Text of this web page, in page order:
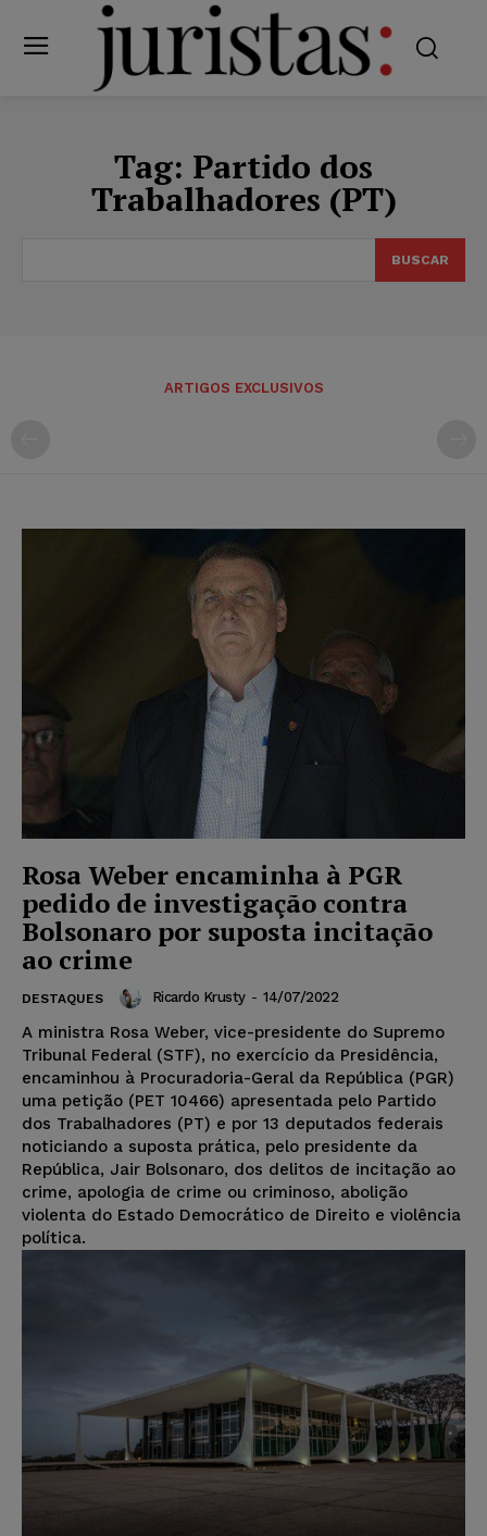
Tag: Partido dos
Trabalhadores (PT)
BUSCAR
ARTIGOS EXCLUSIVOS
Rosa Weber encaminha à PGR
pedido de investigação contra
Bolsonaro por suposta incitação
ao crime
DESTAQUES Ricardo Krusty - 14/07/2022
A ministra Rosa Weber, vice-presidente do Supremo
Tribunal Federal (STF), no exercício da Presidência,
encaminhou à Procuradoria-Geral da República (PGR)
uma petição (PET 10466) apresentada pelo Partido
dos Trabalhadores (PT) e por 13 deputados federais
noticiando a suposta prática, pelo presidente da
República, Jair Bolsonaro, dos delitos de incitação ao
crime, apologia de crime ou criminoso, abolição
violenta do Estado Democrático de Direito e violência
política.